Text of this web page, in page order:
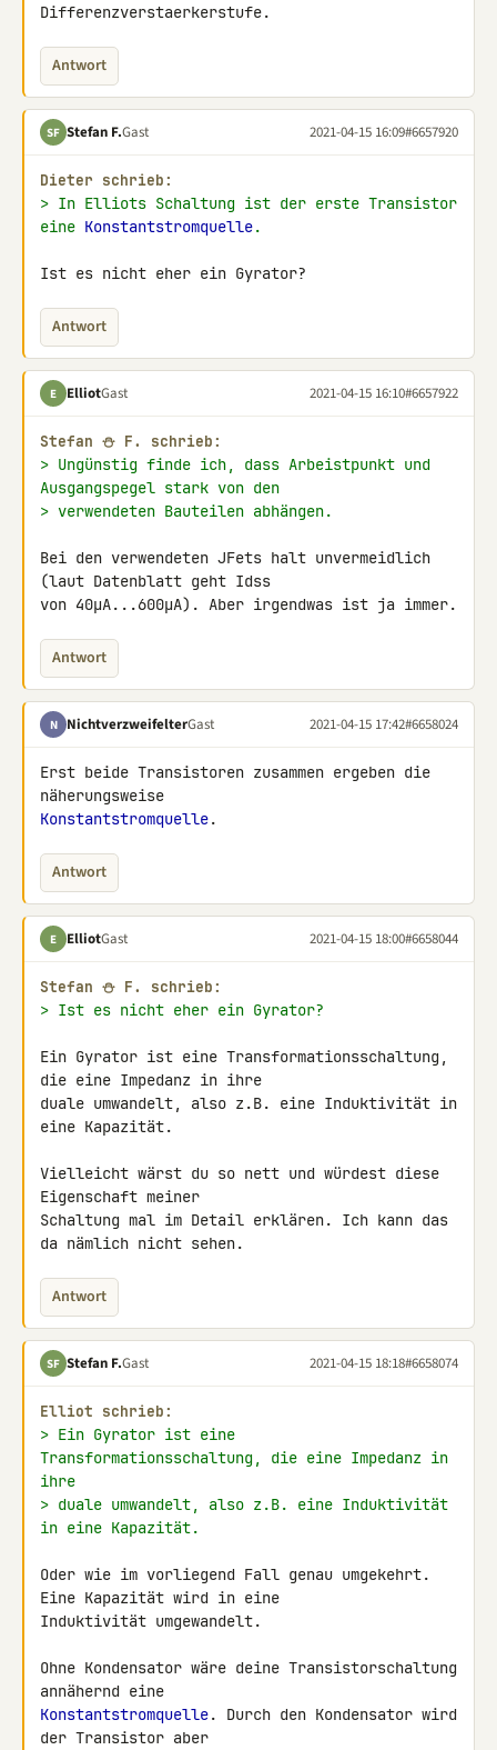
Differenzverstaerkerstufe.
Antwort
SF Stefan F.Gast 2021-04-15 16:09#6657920
Dieter schrieb:
> In Elliots Schaltung ist der erste Transistor
eine Konstantstromquelle.
Ist es nicht eher ein Gyrator?
Antwort
E ElliotGast 2021-04-15 16:10#6657922
Stefan ⛄ F. schrieb:
> Ungünstig finde ich, dass Arbeistpunkt und
Ausgangspegel stark von den
> verwendeten Bauteilen abhängen.
Bei den verwendeten JFets halt unvermeidlich
(laut Datenblatt geht Idss
von 40µA...600µA). Aber irgendwas ist ja immer.
Antwort
N NichtverzweifelterGast 2021-04-15 17:42#6658024
Erst beide Transistoren zusammen ergeben die
Konstantstromquelle.
Antwort
E ElliotGast 2021-04-15 18:00#6658044
Stefan ⛄ F. schrieb:
> Ist es nicht eher ein Gyrator?
Ein Gyrator ist eine Transformationsschaltung,
die eine Impedanz in ihre
duale umwandelt, also z.B. eine Induktivität in
eine Kapazität.
Vielleicht wärst du so nett und würdest diese
Eigenschaft meiner
Schaltung mal im Detail erklären. Ich kann das
da nämlich nicht sehen.
Antwort
SF Stefan F.Gast 2021-04-15 18:18#6658074
Elliot schrieb:
> Ein Gyrator ist eine
Transformationsschaltung, die eine Impedanz in
ihre
> duale umwandelt, also z.B. eine Induktivität
in eine Kapazität.
Oder wie im vorliegend Fall genau umgekehrt.
Eine Kapazität wird in eine
Induktivität umgewandelt.
Ohne Kondensator wäre deine Transistorschaltung
Konstantstromquelle. Durch den Kondensator wird
der Transistor aber